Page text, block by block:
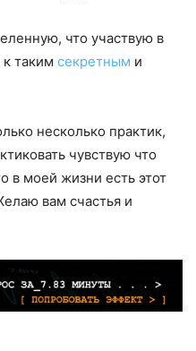
что участвую в
таким секретным и
несколько практик,
чувствую что
в моей жизни есть этот
вам счастья и